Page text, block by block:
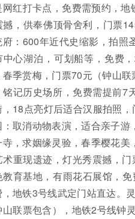
网红打卡点，免费需预约，
撼，供奉佛顶骨舍利，门票
府：600年近代史缩影，拍照
中心湖泊，可划船等，免费
春季赏梅，门票70元（钟山
铭记历史场所，免费需提前7
，18点亮灯后适合汉服拍照
：取消动物表演，适合亲子
寺，求姻缘灵验，春季樱花
术重现遗迹，灯光秀震撼，
教育基地，有雨花石展馆，
，地铁3号线武定门站直达。
山联票包含），地铁2号线钟